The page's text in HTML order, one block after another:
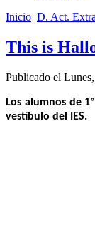
Inicio D. Act.
This is
Publicado el
Los alumnos de
vestíbulo del IES.